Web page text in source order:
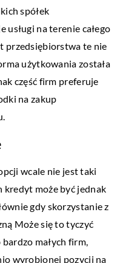
spółek
usługi na terenie całego
przedsiębiorstwa te nie
użytkowania została
część firm preferuje
na zakup
wcale nie jest taki
kredyt może być jednak
gdy skorzystanie z
Może się to tyczyć
małych firm,
wyrobionej pozycji na